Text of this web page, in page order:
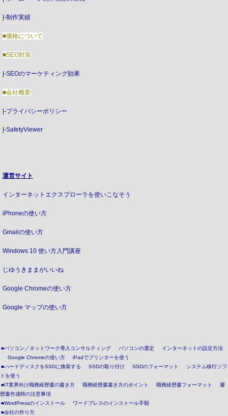
|-制作実績
■価格について
■SEO対策
|-SEOのマーケティング効果
■会社概要
|-プライバシーポリシー
|-SafetyViewer
運営サイト
インターネットエクスプローラを使いこなそう
iPhoneの使い方
Gmailの使い方
Windows 10 使い方入門講座
じゆうきままがいいね
Google Chromeの使い方
Google マップの使い方
■パソコン／ネットワーク導入コンサルティング パソコンの選定
インターネットの設定方法
Google Chromeの使い方
iPadでプリンターを使う
■ハードディスクをSSDに換装する
SSDの取り付け SSDのフォーマット
システム移行ソフ
トを使う
■IT業界向け職務経歴書の書き方
職務経歴書書き方のポイント 職務経歴書フォーマット
履
歴書作成時の注意事項
■WordPressのインストール
ワードプレスのインストール手順
■会社の作り方